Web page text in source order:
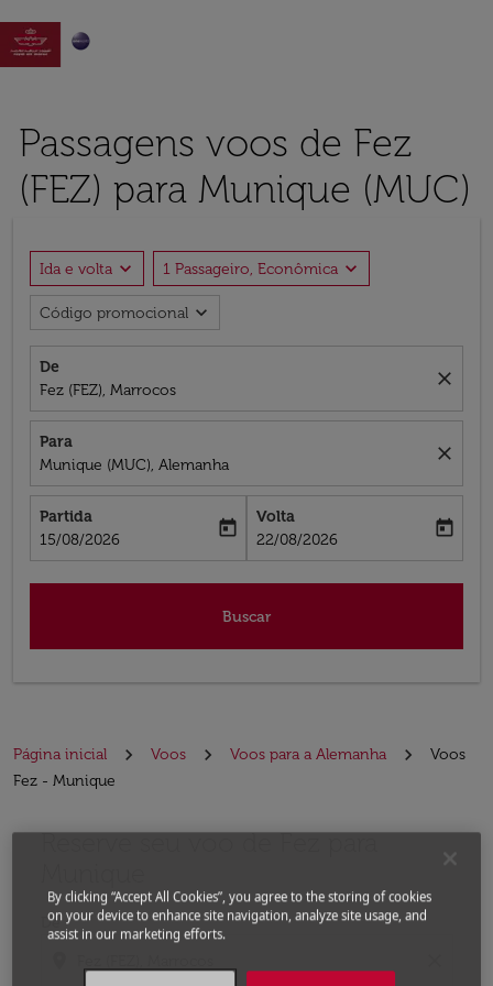

Passagens voos de Fez
(FEZ) para Munique (MUC)
Ida e volta expand_more 1 Passageiro, Econômica expand_more
Código promocional expand_more
De
Fez (FEZ), Marrocos
close
Para
Munique (MUC), Alemanha
close
Partida
fc-booking-departure-date-aria-label
15/08/2026
today
Volta
fc-booking-return-date-aria-label
22/08/2026
today
Buscar
Página inicial Voos Voos para a Alemanha
Voos
Fez - Munique
Reserve seu voo de Fez para
De
Experimente atualizar a rota (partida e/ou destino)
By clicking “Accept All Cookies”, you agree to the storing of cookies
on your device to enhance site navigation, analyze site usage, and
assist in our marketing efforts.